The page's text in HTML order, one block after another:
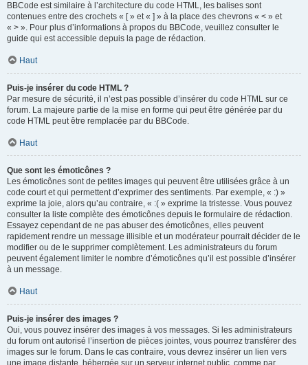
BBCode est similaire à l’architecture du code HTML, les balises sont
contenues entre des crochets « [ » et « ] » à la place des chevrons « < » et
« > ». Pour plus d’informations à propos du BBCode, veuillez consulter le
guide qui est accessible depuis la page de rédaction.
Haut
Puis-je insérer du code HTML ?
Par mesure de sécurité, il n’est pas possible d’insérer du code HTML sur ce
forum. La majeure partie de la mise en forme qui peut être générée par du
code HTML peut être remplacée par du BBCode.
Haut
Que sont les émoticônes ?
Les émoticônes sont de petites images qui peuvent être utilisées grâce à un
code court et qui permettent d’exprimer des sentiments. Par exemple, « :) »
exprime la joie, alors qu’au contraire, « :( » exprime la tristesse. Vous pouvez
consulter la liste complète des émoticônes depuis le formulaire de rédaction.
Essayez cependant de ne pas abuser des émoticônes, elles peuvent
rapidement rendre un message illisible et un modérateur pourrait décider de le
modifier ou de le supprimer complètement. Les administrateurs du forum
peuvent également limiter le nombre d’émoticônes qu’il est possible d’insérer
à un message.
Haut
Puis-je insérer des images ?
Oui, vous pouvez insérer des images à vos messages. Si les administrateurs
du forum ont autorisé l’insertion de pièces jointes, vous pourrez transférer des
images sur le forum. Dans le cas contraire, vous devrez insérer un lien vers
une image distante, hébergée sur un serveur internet public, comme par